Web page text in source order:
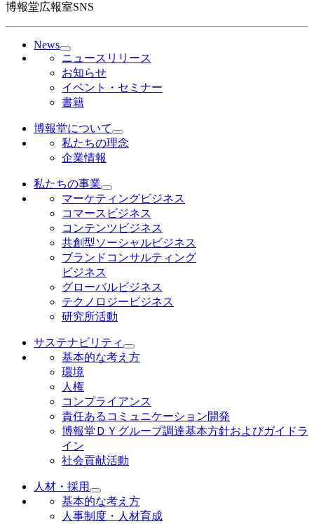
博報堂広報室SNS
News
ニュースリリース
お知らせ
イベント・セミナー
書籍
博報堂について
私たちの理念
企業情報
私たちの事業
マーケティングビジネス
コマースビジネス
コンテンツビジネス
共創型ソーシャルビジネス
ブランドコンサルティング
ビジネス
グローバルビジネス
テクノロジービジネス
研究所活動
サステナビリティ
基本的な考え方
環境
人権
コンプライアンス
責任あるコミュニケーション開発
博報堂ＤＹグループ調達基本方針およびガイドラ
イン
社会貢献活動
人材・採用
基本的な考え方
人事制度・人材育成